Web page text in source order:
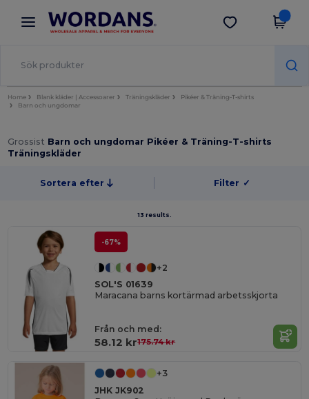
× Wordans-app
Bättre priser i appen!
Hämta app
Home Blank kläder | Accessoarer Träningskläder
Pikéer & Träning-T-shirts
Barn och ungdomar
Grossist Barn och ungdomar Pikéer & Träning-T-shirts
Träningskläder
Sortera efter Filter ✓
13 results.
-67%
+2
SOL'S 01639
Maracana barns kortärmad arbetsskjorta
Från och med:
58.12 kr175.74 kr
+3
JHK JK902